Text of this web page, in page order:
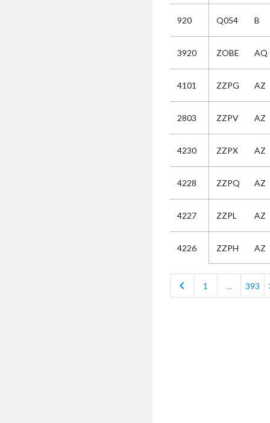
920 Q054 B
3920 ZOBE AQ
4101 ZZPG AZ
2803 ZZPV AZ
4230 ZZPX AZ
4228 ZZPQ AZ
4227 ZZPL AZ
4226 ZZPH AZ
chevron_left 1 … 393